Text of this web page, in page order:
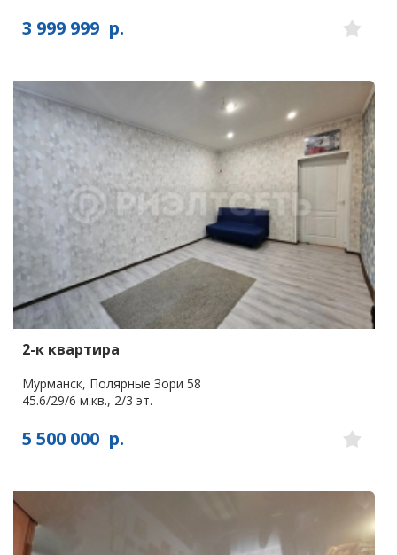
3 999 999 р.
2-к квартира
Мурманск, Полярные Зори 58
45.6/29/6 м.кв., 2/3 эт.
5 500 000 р.